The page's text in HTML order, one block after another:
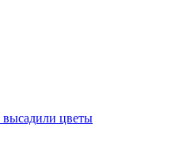
высадили цветы